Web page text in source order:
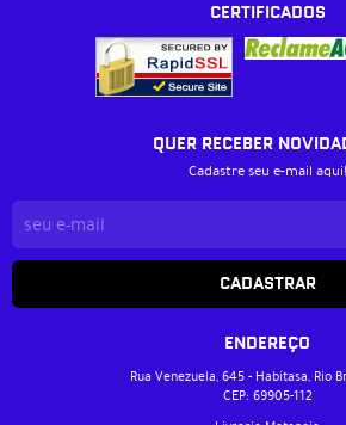
CERTIFICADOS
QUER RECEBER
Cadastre seu e-mail aqui!
CADASTRAR
ENDEREÇO
Rua Venezuela, 645- Habitasa, Rio
CEP: 69905-112